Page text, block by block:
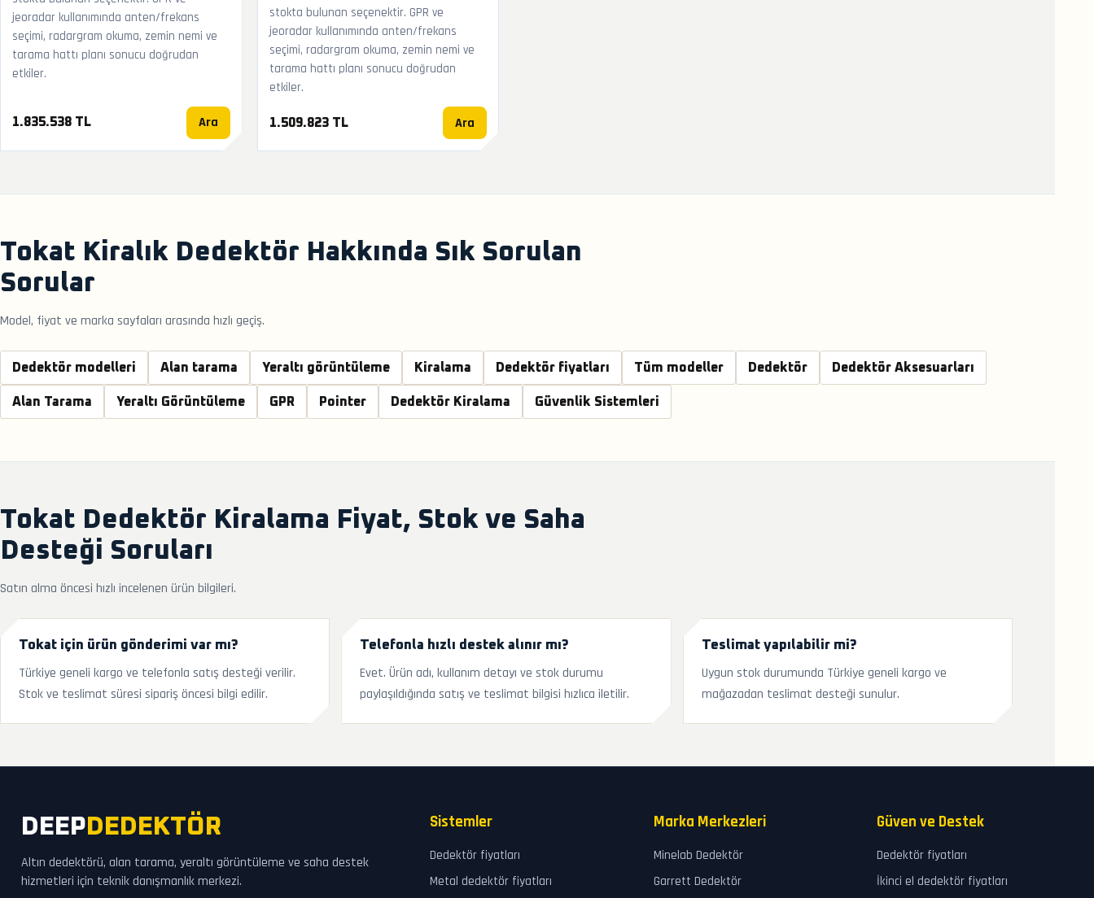
jeoradar kullanımında anten/frekans
seçimi, radargram okuma, zemin nemi ve
tarama hattı planı sonucu doğrudan
etkiler.
1.835.538 TL Ara
stokta bulunan seçenektir. GPR ve
jeoradar kullanımında anten/frekans
seçimi, radargram okuma, zemin nemi ve
tarama hattı planı sonucu doğrudan
etkiler.
1.509.823 TL Ara
Tokat Kiralık Dedektör Hakkında Sık Sorulan
Sorular
Model, fiyat ve marka sayfaları arasında hızlı geçiş.
Dedektör modelleri Alan tarama Yeraltı görüntüleme Kiralama Dedektör fiyatları Tüm modeller Dedektör Dedektör Aksesuarları
Alan Tarama Yeraltı Görüntüleme GPR Pointer Dedektör Kiralama Güvenlik Sistemleri
Tokat Dedektör Kiralama Fiyat, Stok ve Saha
Desteği Soruları
Satın alma öncesi hızlı incelenen ürün bilgileri.
Tokat için ürün gönderimi var mı?
Türkiye geneli kargo ve telefonla satış desteği verilir.
Stok ve teslimat süresi sipariş öncesi bilgi edilir.
Telefonla hızlı destek alınır mı?
Evet. Ürün adı, kullanım detayı ve stok durumu
paylaşıldığında satış ve teslimat bilgisi hızlıca iletilir.
Teslimat yapılabilir mi?
Uygun stok durumunda Türkiye geneli kargo ve
mağazadan teslimat desteği sunulur.
DEEP DEDEKTÖR
Altın dedektörü, alan tarama, yeraltı görüntüleme ve saha destek
hizmetleri için teknik danışmanlık merkezi.
Sistemler
Dedektör fiyatları
Metal dedektör fiyatları
Marka Merkezleri
Minelab Dedektör
Garrett Dedektör
Güven ve Destek
Dedektör fiyatları
İkinci el dedektör fiyatları